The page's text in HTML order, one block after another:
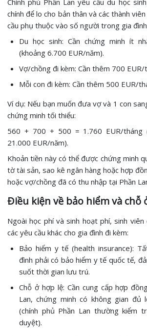
chính để lo cho bản thân và các thành
cầu phụ thuộc vào số người trong gia
Du học sinh: Cần chứng minh ít
(khoảng 6.700 EUR/năm).
Vợ/chồng đi kèm: Cần thêm 700 EUR/
Mỗi con đi kèm: Cần thêm 500 EUR/
Ví dụ: Nếu bạn muốn đưa vợ và 1 con
chứng minh tối thiểu:
560 + 700 + 500 = 1.760 EUR/tháng
21.000 EUR/năm).
Khoản tiền này có thể được chứng minh
tờ tài sản, sao kê ngân hàng hoặc hợp
hoặc vợ/chồng đã có thu nhập tại Phần
Điều kiện về bảo hiểm và chỗ
Ngoài học phí và sinh hoạt phí, sinh
các yêu cầu khác cho gia đình đi kèm:
Bảo hiểm y tế (health insurance):
đình phải có bảo hiểm y tế quốc tế,
suốt thời gian lưu trú.
Chỗ ở hợp lệ: Cần cung cấp hợp
Lan, chứng minh có không gian đủ
(chính phủ Phần Lan thường kiểm
duyệt).